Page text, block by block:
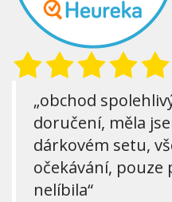
„obchod
doručení, měla
dárkovém setu,
očekávání, pouze
nelíbila“